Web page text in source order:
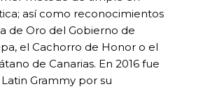
así como reconocimientos
de Oro del Gobierno de
el Cachorro de Honor o el
de Canarias. En 2016 fue
Grammy por su